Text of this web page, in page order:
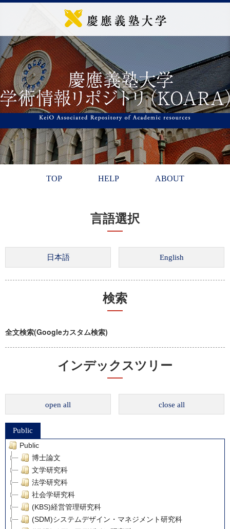
TOP HELP ABOUT
言語選択
検索
全文検索(Googleカスタム検索)
インデックスツリー
open all close all
Public
Public
博士論文
文学研究科
法学研究科
社会学研究科
(KBS)経営管理研究科
(SDM)システムデザイン・マネジメント研究科